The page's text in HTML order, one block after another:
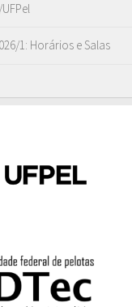
1: Horários e Salas